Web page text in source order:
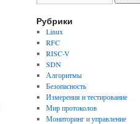
Рубрики
Linux
RFC
RISC-V
SDN
Алгоритмы
Безопасность
Измерения и тестирование
Мир протоколов
Мониторинг и управление